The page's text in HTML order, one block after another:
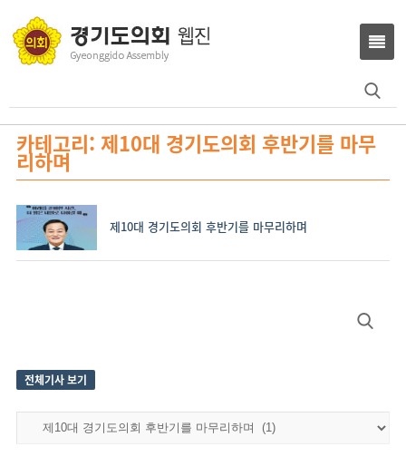
카테고리: 제10대 경기도의회 후반기를 마무
리하며
제10대 경기도의회 후반기를 마무리하며
전체기사 보기
전